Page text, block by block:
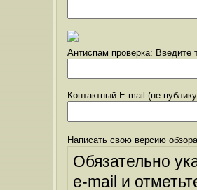
Антиспам проверка: Введите
Контактный E-mail (не
Написать свою версию
Обязательно
e-mail и